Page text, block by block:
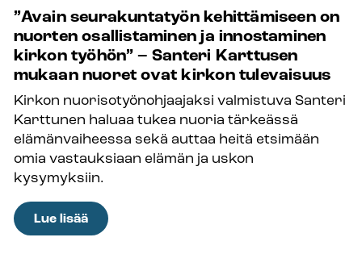
”Avain seurakuntatyön kehittämiseen on
nuorten osallistaminen ja innostaminen
kirkon työhön” – Santeri Karttusen
mukaan nuoret ovat kirkon tulevaisuus
Kirkon nuorisotyönohjaajaksi valmistuva Santeri
Karttunen haluaa tukea nuoria tärkeässä
elämänvaiheessa sekä auttaa heitä etsimään
omia vastauksiaan elämän ja uskon
kysymyksiin.
Lue lisää:
”Avain